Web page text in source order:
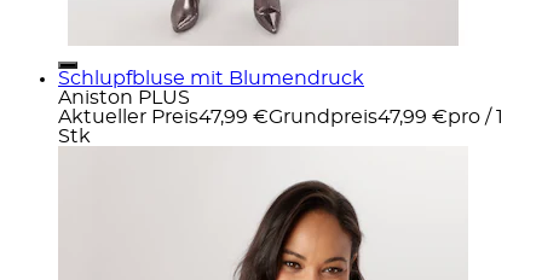
Schlupfbluse mit Blumendruck
Aniston PLUS
Aktueller Preis47,99 €Grundpreis47,99 €pro / 1
Stk